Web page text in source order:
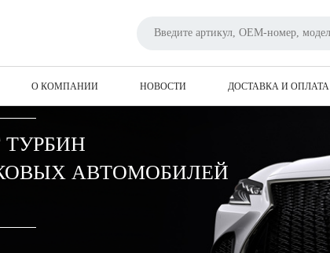
О КОМПАНИИ НОВОСТИ ДОСТАВКА И ОПЛАТА
АВТОМОБИЛЕЙ